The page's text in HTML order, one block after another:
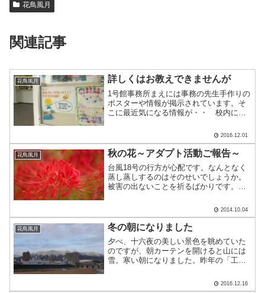
花鳥風月
関連記事
花鳥風月 詳しくはお教えできませんが
1号館事務所まえには事務の先生手作りの
ポスターや情報が掲示されています。そ
こに最近気になる情報が・・ 校内に沢
すが、次のステップは「実のなる学校」
しく場所をお伝えす.....
2016.12.01
花鳥風月 秋の花～アダプト活動ご報告～
台風18号の行方が心配です。なんとなく
蒸し蒸しするのはそのせいでしょうか。
被害の出ないことを祈るばかりです。
ました。体育祭前後の涼しさ、爽やかさ
が開花を促したのでしょうか。 今年
は2号館前庭のほか、ア.....
2014.10.04
花鳥風月 冬の朝になりました
夕べ、十六夜の美しい景色を眺めていた
のですが、朝カーテンを開けると山には
雪。寒い朝になりました。昨年の「工大
たことが記されています。ということは
「今年は半月ほど季節の移り変わりが遅
2016.12.16